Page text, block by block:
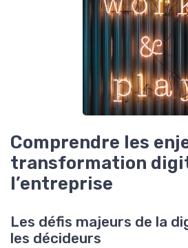
Comprendre les
transformation
l’entreprise
Les défis majeurs de la
les décideurs